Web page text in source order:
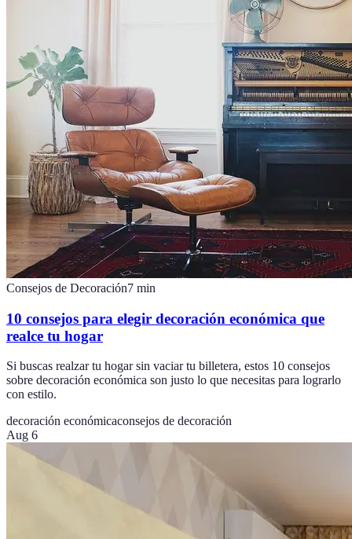
Consejos de Decoración7 min
10 consejos para elegir decoración económica que
realce tu hogar
Si buscas realzar tu hogar sin vaciar tu billetera, estos 10 consejos
sobre decoración económica son justo lo que necesitas para lograrlo
con estilo.
decoración económicaconsejos de decoración
Aug 6